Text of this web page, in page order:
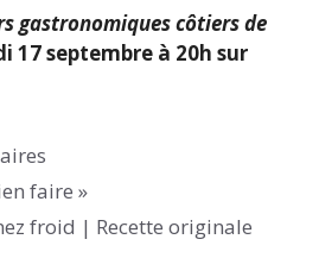
gastronomiques côtiers de
17 septembre à 20h sur
faire »
froid | Recette originale